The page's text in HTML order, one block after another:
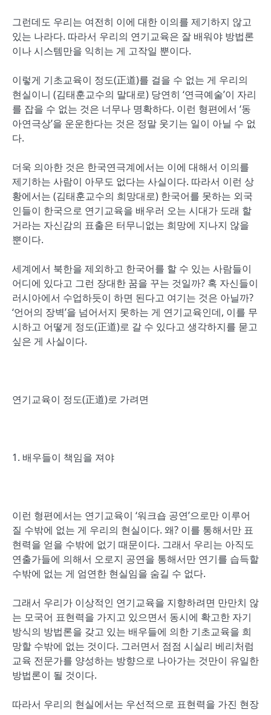
그런데도 우리는 여전히 이에 대한 이의를 제기하지 않고
있는 나라다. 따라서 우리의 연기교육은 잘 배워야 방법론
이나 시스템만을 익히는 게 고작일 뿐이다.
이렇게 기초교육이 정도(正道)를 걸을 수 없는 게 우리의
현실이니 (김태훈교수의 말대로) 당연히 ‘연극예술’이 자리
를 잡을 수 없는 것은 너무나 명확하다. 이런 형편에서 ‘동
아연극상’을 운운한다는 것은 정말 웃기는 일이 아닐 수 없
다.
더욱 의아한 것은 한국연극계에서는 이에 대해서 이의를
제기하는 사람이 아무도 없다는 사실이다. 따라서 이런 상
황에서는 (김태훈교수의 희망대로) 한국어를 못하는 외국
인들이 한국으로 연기교육을 배우러 오는 시대가 도래 할
거라는 자신감의 표출은 터무니없는 희망에 지나지 않을
뿐이다.
세계에서 북한을 제외하고 한국어를 할 수 있는 사람들이
어디에 있다고 그런 장대한 꿈을 꾸는 것일까? 혹 자신들이
러시아에서 수업하듯이 하면 된다고 여기는 것은 아닐까?
‘언어의 장벽’을 넘어서지 못하는 게 연기교육인데, 이를 무
시하고 어떻게 정도(正道)로 갈 수 있다고 생각하지를 묻고
싶은 게 사실이다.
연기교육이 정도(正道)로 가려면
1. 배우들이 책임을 져야
이런 형편에서는 연기교육이 ‘워크숍 공연’으로만 이루어
질 수밖에 없는 게 우리의 현실이다. 왜? 이를 통해서만 표
현력을 얻을 수밖에 없기 때문이다. 그래서 우리는 아직도
연출가들에 의해서 오로지 공연을 통해서만 연기를 습득할
수밖에 없는 게 엄연한 현실임을 숨길 수 없다.
그래서 우리가 이상적인 연기교육을 지향하려면 만만치 않
는 모국어 표현력을 가지고 있으면서 동시에 확고한 자기
방식의 방법론을 갖고 있는 배우들에 의한 기초교육을 희
망할 수밖에 없는 것이다. 그러면서 점점 시실리 베리처럼
교육 전문가를 양성하는 방향으로 나아가는 것만이 유일한
방법론이 될 것이다.
따라서 우리의 현실에서는 우선적으로 표현력을 가진 현장